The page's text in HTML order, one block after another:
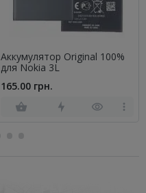
Аккумулятор Original 100%
для Nokia 3L
165.00 грн.